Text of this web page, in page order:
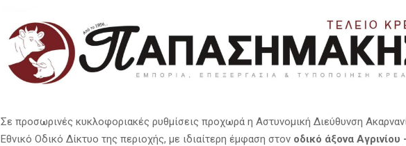
Σε προσωρινές κυκλοφοριακές ρυθμίσεις προχωρά η Αστυνομική Διεύθυνση
Εθνικό Οδικό Δίκτυο της περιοχής, με ιδιαίτερη έμφαση στον οδικό άξονα Αγρινίου